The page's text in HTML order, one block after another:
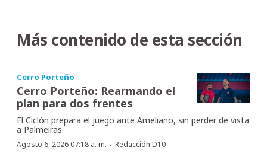
Más contenido de esta sección
Cerro Porteño
Cerro Porteño: Rearmando el
plan para dos frentes
El Ciclón prepara el juego ante Ameliano, sin perder de vista
a Palmeiras.
Agosto 6, 2026 07:18 a. m. · Redacción D10